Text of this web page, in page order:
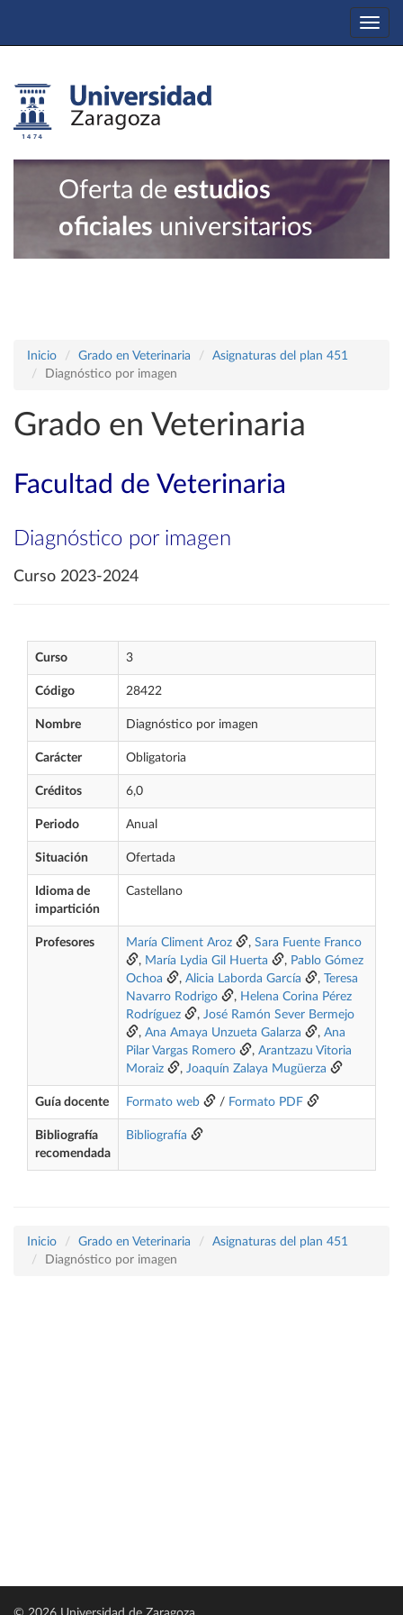
Oferta de estudios
oficiales universitarios
Inicio Grado en Veterinaria
Asignaturas del plan 451
Diagnóstico por imagen
Grado en Veterinaria
Facultad de Veterinaria
Diagnóstico por imagen
Curso 2023-2024
Curso 3
Código 28422
Nombre Diagnóstico por imagen
Carácter Obligatoria
Créditos 6,0
Periodo Anual
Situación Ofertada
Idioma de
impartición
Castellano
Profesores María Climent Aroz , Sara Fuente Franco
, María Lydia Gil Huerta , Pablo Gómez
Ochoa
, Alicia Laborda García ,
Teresa
Navarro Rodrigo
, Helena Corina Pérez
Rodríguez
, José Ramón Sever Bermejo
, Ana Amaya Unzueta Galarza , Ana
Pilar Vargas Romero
, Arantzazu Vitoria
Moraiz
, Joaquín Zalaya Mugüerza
Guía docente Formato web / Formato PDF
Bibliografía
recomendada
Bibliografía
Inicio Grado en Veterinaria
Asignaturas del plan 451
Diagnóstico por imagen